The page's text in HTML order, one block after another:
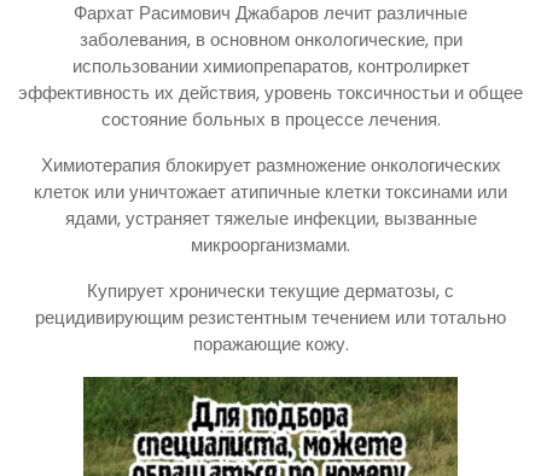
Фархат Расимович Джабаров лечит различные
заболевания, в основном онкологические, при
использовании химиопрепаратов, контролиркет
эффективность их действия, уровень токсичностьи и общее
состояние больных в процессе лечения.
Химиотерапия блокирует размножение онкологических
клеток или уничтожает атипичные клетки токсинами или
ядами, устраняет тяжелые инфекции, вызванные
микроорганизмами.
Купирует хронически текущие дерматозы, с
рецидивирующим резистентным течением или тотально
поражающие кожу.